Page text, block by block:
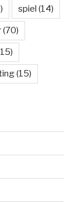
spiel (14)
(70)
(15)